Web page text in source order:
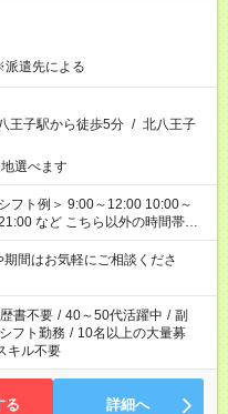
遣先による
王子駅から徒歩5分 / 北八王子
選べます
外の時間帯も
間はお気軽にご相談くださ
書不要 / 40～50代活躍中 / 副
シフト勤務 / 10名以上の大量募
キル不要
る 詳細へ